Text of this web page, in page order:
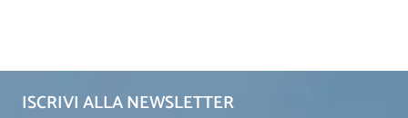
ISCRIVI ALLA NEWSLETTER